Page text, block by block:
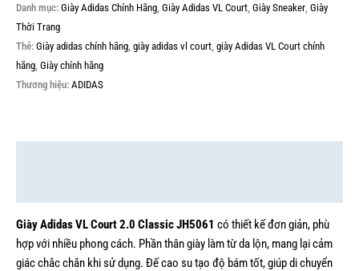
Danh mục: Giày Adidas Chính Hãng Giày Adidas VL Court Giày Sneaker Giày
Thời Trang
Thẻ: Giày adidas chính hãng giày adidas vl court giày Adidas VL Court chính
hãng Giày chính hãng
Thương hiệu: ADIDAS
Giày Adidas VL Court 2.0 Classic JH5061 có thiết kế đơn giản, phù
hợp với nhiều phong cách. Phần thân giày làm từ da lộn, mang lại cảm
giác chắc chắn khi sử dụng. Đế cao su tạo độ bám tốt, giúp di chuyển